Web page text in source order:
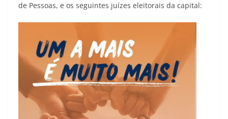
de Pessoas, e os seguintes juízes eleitorais da capital: